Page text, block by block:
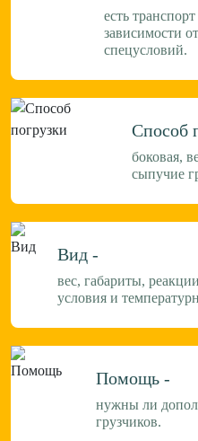
есть
зависимости
спецусловий.
Способ
боковая,
сыпучие
Вид -
вес, габариты,
условия и
Помощь -
нужны ли
грузчиков.